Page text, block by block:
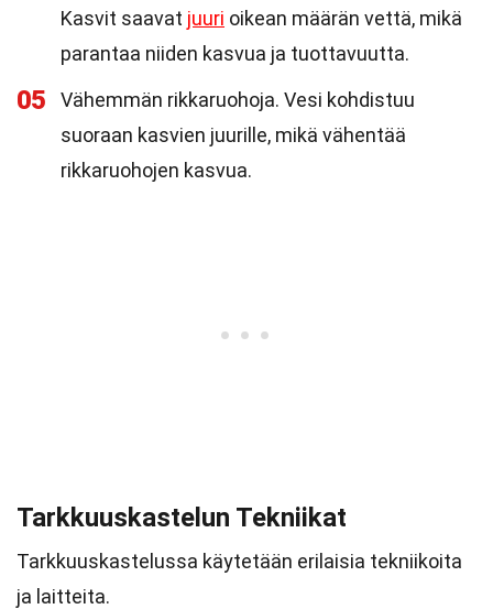
Kasvit saavat juuri oikean määrän vettä, mikä
parantaa niiden kasvua ja tuottavuutta.
05
Vähemmän rikkaruohoja. Vesi kohdistuu
suoraan kasvien juurille, mikä vähentää
rikkaruohojen kasvua.
Tarkkuuskastelun Tekniikat
Tarkkuuskastelussa käytetään erilaisia tekniikoita
ja laitteita.